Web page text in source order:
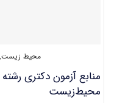
محیط زیست
منابع آزمون دکتری
محیط‌زیست